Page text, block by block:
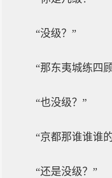
“没级？”
“那东夷城练四
“也没级？”
“京都那谁谁谁
“还是没级？”